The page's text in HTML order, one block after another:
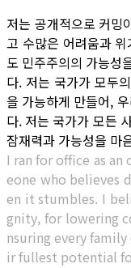
저는 공개적으로 커밍
고 수많은 어려움과
도 민주주의의 가능성
다. 저는 국가가 모두
을 가능하게 만들어,
다. 저는 국가가 모든
잠재력과 가능성을 마
I ran for office as an
eone who believes
en it stumbles. I
gnity, for lowering
nsuring every family
ir fullest potential